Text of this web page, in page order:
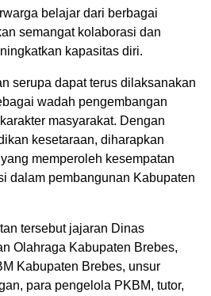
belajar dari berbagai
semangat kolaborasi dan
kapasitas diri.
serupa dapat terus dilaksanakan
wadah pengembangan
masyarakat. Dengan
kesetaraan, diharapkan
memperoleh kesempatan
dalam pembangunan Kabupaten
tersebut jajaran Dinas
Olahraga Kabupaten Brebes,
Kabupaten Brebes, unsur
para pengelola PKBM, tutor,